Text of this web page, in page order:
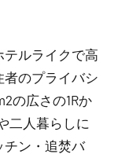
ルライクで高
のプライバシ
の広さの1Rか
二人暮らしに
チン・追焚バ